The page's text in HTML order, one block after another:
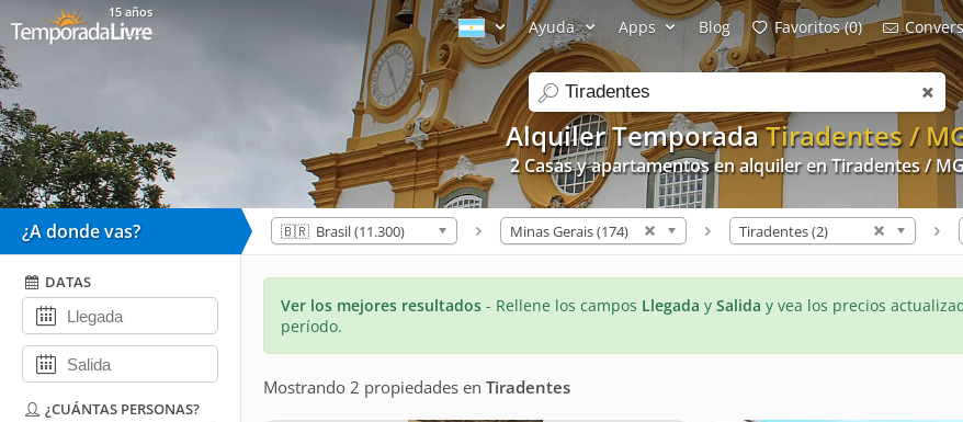
Alquiler TemporadaTiradentes /
2 Casas y apartamentos en alquiler en Tiradentes /
search
15 años
Ayuda Apps Blog Favoritos (0)
¿A donde vas? 🇧🇷 Brasil (11.300) Minas Gerais (174) Tiradentes (2)
DATAS
¿CUÁNTAS PERSONAS?
Ver los mejores resultados - Rellene los campos Llegada y Salida y vea los precios
período.
Mostrando 2 propiedades en Tiradentes